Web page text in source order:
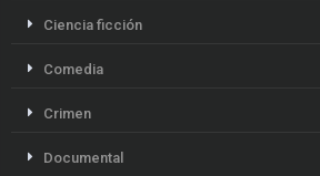
Ciencia ficción
Comedia
Crimen
Documental